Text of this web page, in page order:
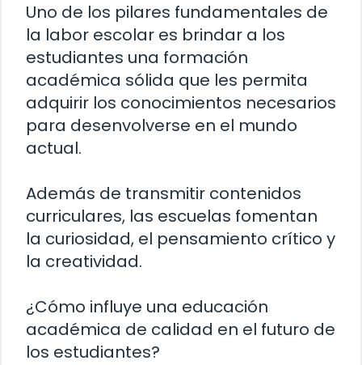
Uno de los pilares fundamentales de
la labor escolar es brindar a los
estudiantes una formación
académica sólida que les permita
adquirir los conocimientos necesarios
para desenvolverse en el mundo
actual.
Además de transmitir contenidos
curriculares, las escuelas fomentan
la curiosidad, el pensamiento crítico y
la creatividad.
¿Cómo influye una educación
académica de calidad en el futuro de
los estudiantes?